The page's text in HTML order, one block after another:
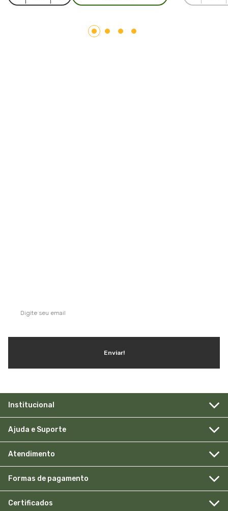
Enviar!
Institucional
Ajuda e Suporte
Atendimento
Formas de pagamento
Certificados